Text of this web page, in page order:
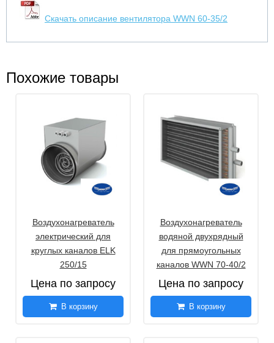
Скачать описание вентилятора WWN 60-35/2
Похожие товары
Воздухонагреватель
электрический для
круглых каналов ELK
250/15
Цена по запросу
В корзину
Воздухонагреватель
водяной двухрядный
для прямоугольных
каналов WWN 70-40/2
Цена по запросу
В корзину